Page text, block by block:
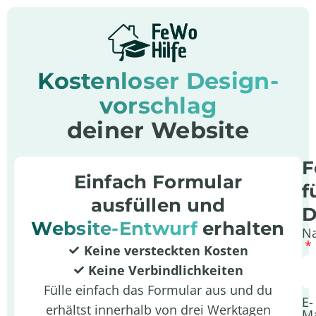
Kostenloser Design­
vorschlag
deiner Website
Einfach Formular
ausfüllen und
Website-Entwurferhalten
Keine versteckten Kosten
Keine Verbindlichkeiten
Fülle einfach das Formular aus und du
erhältst innerhalb von drei Werktagen
E-